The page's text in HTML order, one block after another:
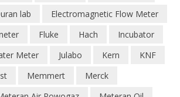
lab
Electromagnetic Flow Meter
Fluke Hach
Incubator
Meter Julabo Kern
KNF
Memmert
Merck